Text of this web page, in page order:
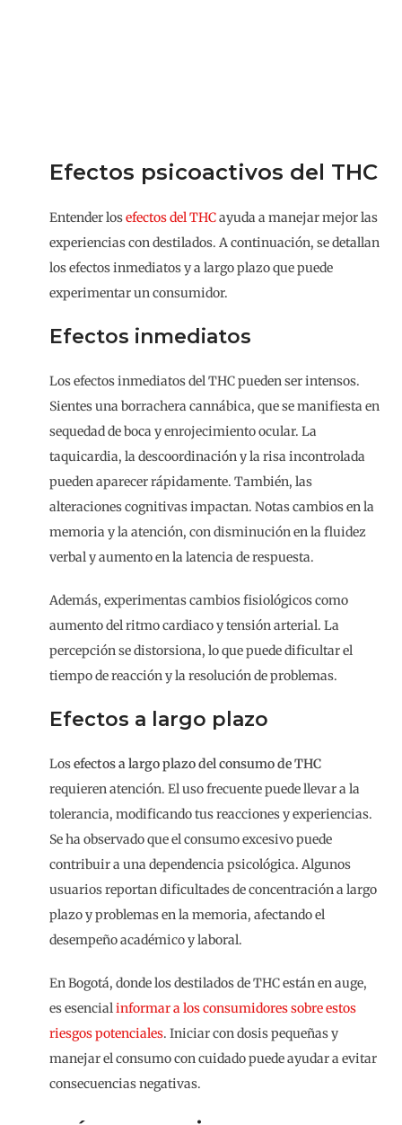
Efectos psicoactivos del THC
Entender losefectos del THCayuda a manejar mejor las
experiencias con destilados. A continuación, se detallan
los efectos inmediatos y a largo plazo que puede
experimentar un consumidor.
Efectos inmediatos
Los efectos inmediatos del THC pueden ser intensos.
Sientes una borrachera cannábica, que se manifiesta en
sequedad de boca y enrojecimiento ocular. La
taquicardia, la descoordinación y la risa incontrolada
pueden aparecer rápidamente. También, las
alteraciones cognitivas impactan. Notas cambios en la
memoria y la atención, con disminución en la fluidez
verbal y aumento en la latencia de respuesta.
Además, experimentas cambios fisiológicos como
aumento del ritmo cardiaco y tensión arterial. La
percepción se distorsiona, lo que puede dificultar el
tiempo de reacción y la resolución de problemas.
Efectos a largo plazo
Losefectos a largo plazo del consumo de THC
requieren atención. El uso frecuente puede llevar a la
tolerancia, modificando tus reacciones y experiencias.
Se ha observado que el consumo excesivo puede
contribuir a una dependencia psicológica. Algunos
usuarios reportan dificultades de concentración a largo
plazo y problemas en la memoria, afectando el
desempeño académico y laboral.
En Bogotá, donde los destilados de THC están en auge,
es esencialinformar a los consumidores sobre estos
riesgos potenciales. Iniciar con dosis pequeñas y
manejar el consumo con cuidado puede ayudar a evitar
consecuencias negativas.